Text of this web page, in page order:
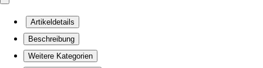
Artikeldetails
Beschreibung
Weitere Kategorien